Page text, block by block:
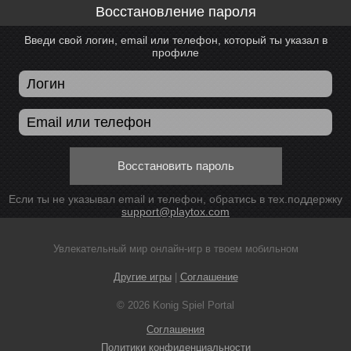
Восстановление пароля
Введи свой логин, email или телефон, который ты указал в
профиле
Восстановить пароль
Если ты не указывал email и телефон, обратись в тех.поддержку
support@playtox.com
Увлекательный мир онлайн-игр в твоем мобильном
Другие игры| Соглашение
© 2026 Konig Spiel Portal
Соглашения
Политики конфиденциальности